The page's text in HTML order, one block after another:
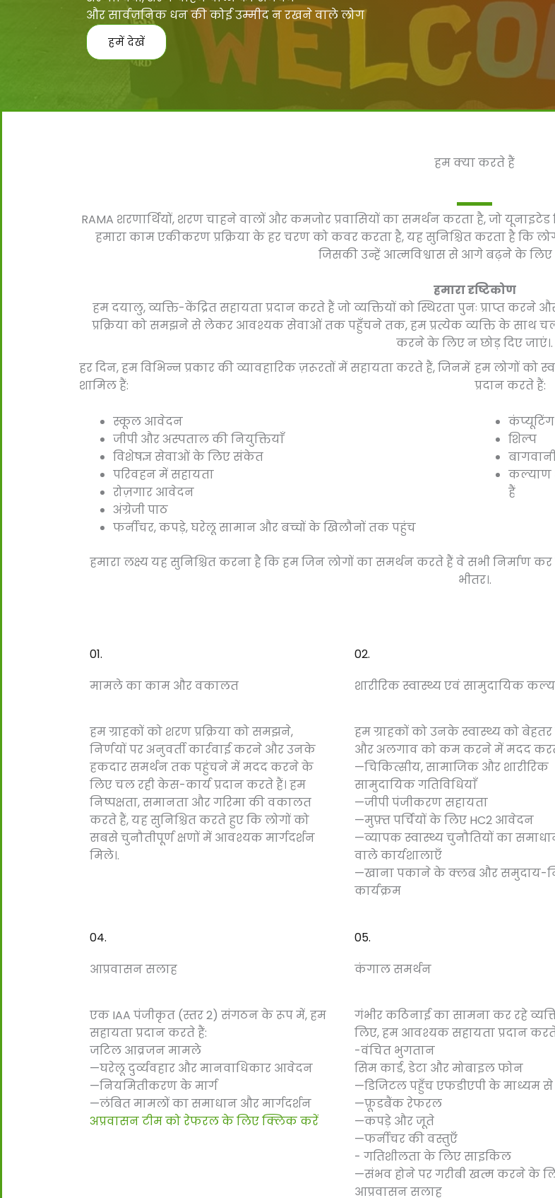
और सार्वजनिक धन की कोई उम्मीद न रखने वाले लोग
हमें देखें
हम क्या करते हैं
RAMA शरणार्थियों, शरण चाहने वालों और कमजोर प्रवासियों का समर्थन करता है, जो
हमारा काम एकीकरण प्रक्रिया के हर चरण को कवर करता है, यह सुनिश्चित करता है कि
जिसकी उन्हें आत्मविश्वास से आगे बढ़ने के
हमारा दृष्टिकोण
हम दयालु, व्यक्ति-केंद्रित सहायता प्रदान करते हैं जो व्यक्तियों को स्थिरता पुनः प्राप्त
प्रक्रिया को समझने से लेकर आवश्यक सेवाओं तक पहुँचने तक, हम प्रत्येक व्यक्ति के साथ
करने के लिए न छोड़ दिए जाएं।.
हर दिन, हम विभिन्न प्रकार की व्यावहारिक ज़रूरतों में सहायता करते हैं, जिनमें
शामिल हैं:
स्कूल आवेदन
जीपी और अस्पताल की नियुक्तियाँ
विशेषज्ञ सेवाओं के लिए संकेत
परिवहन में सहायता
रोज़गार आवेदन
अंग्रेजी पाठ
फर्नीचर, कपड़े, घरेलू सामान और बच्चों के खिलौनों तक पहुंच
हम लोगों को
प्रदान करते हैं:
कंप्यूटिंग
शिल्प
कल्याण
हैं
हमारा लक्ष्य यह सुनिश्चित करना है कि हम जिन लोगों का समर्थन करते हैं वे सभी निर्माण
भीतर।.
01.
मामले का काम और वकालत
हम ग्राहकों को शरण प्रक्रिया को समझने,
निर्णयों पर अनुवर्ती कार्रवाई करने और उनके
हकदार समर्थन तक पहुंचने में मदद करने के
लिए चल रही केस-कार्य प्रदान करते हैं। हम
निष्पक्षता, समानता और गरिमा की वकालत
करते हैं, यह सुनिश्चित करते हुए कि लोगों को
सबसे चुनौतीपूर्ण क्षणों में आवश्यक मार्गदर्शन
मिले।.
02.
शारीरिक स्वास्थ्य एवं सामुदायिक
हम ग्राहकों को उनके स्वास्थ्य को
और अलगाव को कम करने में मदद
—चिकित्सीय, सामाजिक और शारीरिक
सामुदायिक गतिविधियाँ
—जीपी पंजीकरण सहायता
—मुफ़्त पर्चियों के लिए HC2 आवेदन
—व्यापक स्वास्थ्य चुनौतियों का
वाले कार्यशालाएँ
—खाना पकाने के क्लब और समुदाय-
कार्यक्रम
04.
आप्रवासन सलाह
एक IAA पंजीकृत (स्तर 2) संगठन के रूप में, हम
सहायता प्रदान करते हैं:
जटिल आव्रजन मामले
—घरेलू दुर्व्यवहार और मानवाधिकार आवेदन
—नियमितीकरण के मार्ग
—लंबित मामलों का समाधान और मार्गदर्शन
अप्रवासन टीम को रेफरल के लिए क्लिक करें
05.
कंगाल समर्थन
गंभीर कठिनाई का सामना कर रहे
लिए, हम आवश्यक सहायता प्रदान
-वंचित भुगतान
सिम कार्ड, डेटा और मोबाइल फोन
—डिजिटल पहुँच एफडीएपी के माध्यम से
—फ़ूडबैंक रेफरल
—कपड़े और जूते
—फर्नीचर की वस्तुएँ
- गतिशीलता के लिए साइकिल
—संभव होने पर गरीबी खत्म करने के
आप्रवासन सलाह